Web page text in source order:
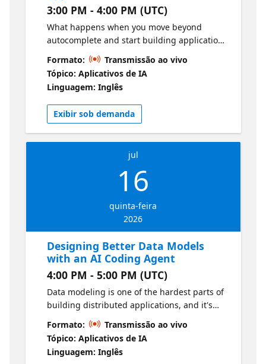
3:00 PM - 4:00 PM (UTC)
What happens when you move beyond
autocomplete and start building applications
with an AI coding agent as part of your
workflow? This session shows how
developers can go from a prompt to a
working Azure Cosmos DB application using
agentic development tools, while learning
where agents accelerate work—and where
human architecture decisions still matter.
Check out the CosmosDB Agent Kit
TheSource - Azure Databases
Formato:
Transmissão ao vivo
Tópico: Aplicativos de IA
Linguagem: Inglês
Exibir sob demanda
jul
16
quinta-feira
2026
Designing Better Data Models
with an AI Coding Agent
4:00 PM - 5:00 PM (UTC)
Data modeling is one of the hardest parts of
building distributed applications, and it's
easy to get wrong early. This session
explores how an agent can help design
containers, partition keys, relationships, and
access patterns for Azure Cosmos DB while
Formato:
Transmissão ao vivo
Tópico: Aplicativos de IA
Linguagem: Inglês